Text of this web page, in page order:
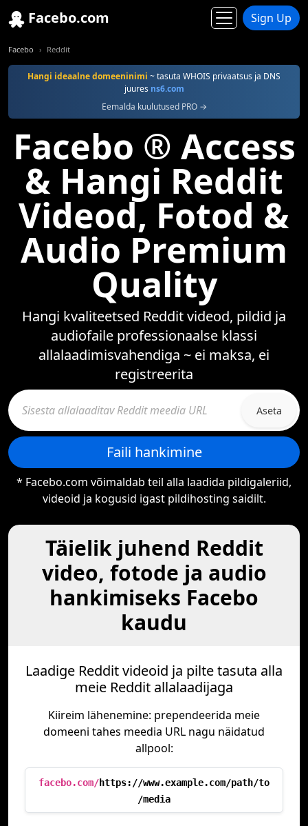
Facebo.com Sign Up
Facebo Reddit
Hangi ideaalne domeeninimi ~ tasuta WHOIS privaatsus ja DNS
juures ns6.com
Eemalda kuulutused PRO →
Facebo ® Access
& Hangi Reddit
Videod, Fotod &
Audio Premium
Quality
Hangi kvaliteetsed Reddit videod, pildid ja
audiofaile professionaalse klassi
allalaadimisvahendiga ~ ei maksa, ei
registreerita
Aseta
Faili hankimine
* Facebo.com võimaldab teil alla laadida pildigaleriid,
videoid ja kogusid igast pildihosting saidilt.
Täielik juhend Reddit
video, fotode ja audio
hankimiseks Facebo
kaudu
Laadige Reddit videoid ja pilte tasuta alla
meie Reddit allalaadijaga
Kiireim lähenemine: prependeerida meie
domeeni tahes meedia URL nagu näidatud
allpool:
facebo.com/https://www.example.com/path/to
/media